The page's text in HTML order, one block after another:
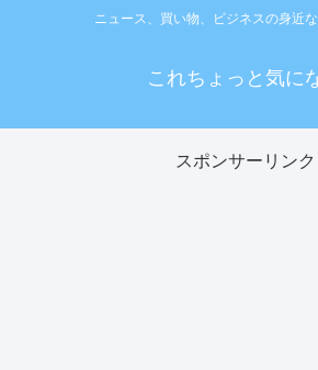
ニュース、買い物、ビジネスの身近
これちょっと気に
スポンサーリンク